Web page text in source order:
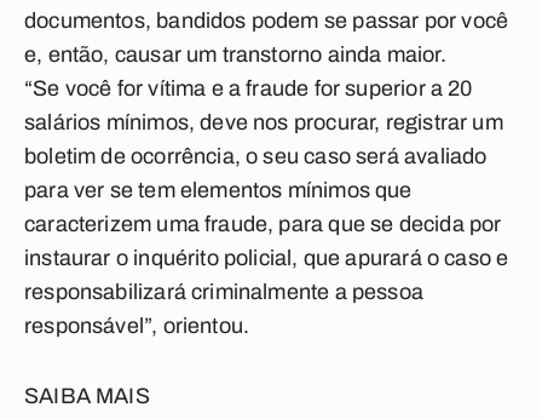
documentos, bandidos podem se passar por você
e, então, causar um transtorno ainda maior.
“Se você for vítima e a fraude for superior a 20
salários mínimos, deve nos procurar, registrar um
boletim de ocorrência, o seu caso será avaliado
para ver se tem elementos mínimos que
caracterizem uma fraude, para que se decida por
instaurar o inquérito policial, que apurará o caso e
responsabilizará criminalmente a pessoa
responsável”, orientou.
SAIBA MAIS